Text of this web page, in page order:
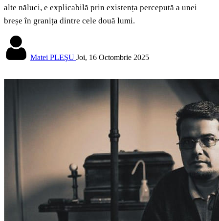
alte năluci, e explicabilă prin existența percepută a unei
breșe în granița dintre cele două lumi.
Matei PLEŞU Joi, 16 Octombrie 2025